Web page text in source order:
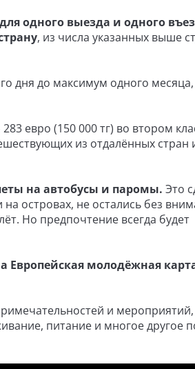
одного выезда и одного
, из числа указанных выше
дня до максимум одного месяца,
евро (150 000 тг) во втором
из отдалённых стран
на автобусы и паромы. Это
островах, не остались без
Но предпочтение всегда будет
молодёжная карта
и мероприятий,
питание и многое другое